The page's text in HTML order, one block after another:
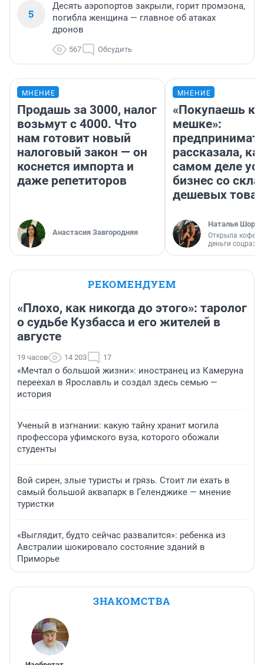
5
Десять аэропортов закрыли, горит промзона,
погибла женщина — главное об атаках
дронов
567 Обсудить
МНЕНИЕ
Продашь за 3000, налог
возьмут с 4000. Что
нам готовит новый
налоговый закон — он
коснется импорта и
даже репетиторов
Анастасия Завгородняя
МНЕНИЕ
«Покупаешь
мешке»:
рассказала,
самом деле
бизнес со
дешевых
Наталья
Открыла
деньги
РЕКОМЕНДУЕМ
«Плохо, как никогда до этого»: таролог
о судьбе Кузбасса и его жителей в
августе
19 часов 14 203 17
«Мечтал о большой жизни»: иностранец из Камеруна
переехал в Ярославль и создал здесь семью —
история
Ученый в изгнании: какую тайну хранит могила
профессора уфимского вуза, которого обожали
студенты
Вой сирен, злые туристы и грязь. Стоит ли ехать в
самый большой аквапарк в Геленджике — мнение
туристки
«Выглядит, будто сейчас развалится»: ребенка из
Австралии шокировало состояние зданий в
Приморье
ЗНАКОМСТВА